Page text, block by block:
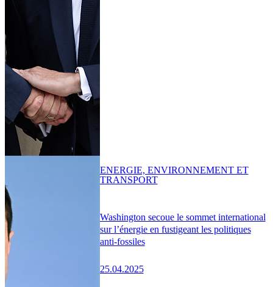
Washington secoue le sommet international
sur l’énergie en fustigeant les politiques
anti-fossiles
25.04.2025
ENERGIE, ENVIRONNEMENT ET
TRANSPORT